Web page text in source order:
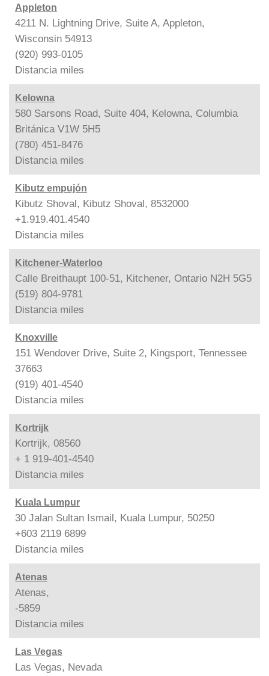
Appleton
4211 N. Lightning Drive, Suite A, Appleton,
Wisconsin 54913
(920) 993-0105
Distancia miles
Kelowna
580 Sarsons Road, Suite 404, Kelowna, Columbia
Británica V1W 5H5
(780) 451-8476
Distancia miles
Kibutz empujón
Kibutz Shoval, Kibutz Shoval, 8532000
+1.919.401.4540
Distancia miles
Kitchener-Waterloo
Calle Breithaupt 100-51, Kitchener, Ontario N2H 5G5
(519) 804-9781
Distancia miles
Knoxville
151 Wendover Drive, Suite 2, Kingsport, Tennessee
37663
(919) 401-4540
Distancia miles
Kortrijk
Kortrijk, 08560
+ 1 919-401-4540
Distancia miles
Kuala Lumpur
30 Jalan Sultan Ismail, Kuala Lumpur, 50250
+603 2119 6899
Distancia miles
Atenas
Atenas,
-5859
Distancia miles
Las Vegas
Las Vegas, Nevada